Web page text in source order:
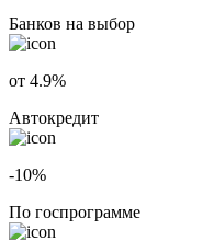
Банков на выбор
от 4.9%
Автокредит
-10%
По госпрограмме